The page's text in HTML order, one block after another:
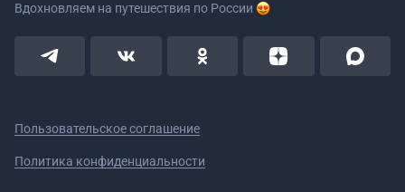
Вдохновляем на путешествия по России
Пользовательское соглашение
Политика конфиденциальности